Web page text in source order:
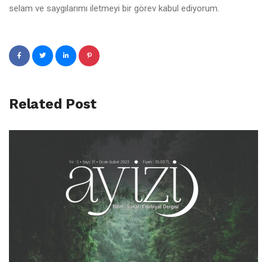
selam ve saygılarımı iletmeyi bir görev kabul ediyorum.
Related Post